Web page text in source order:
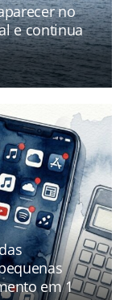
no
e continua
em 1